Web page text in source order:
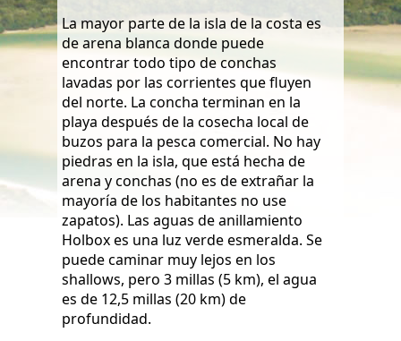
La mayor parte de la isla de la costa es
de arena blanca donde puede
encontrar todo tipo de conchas
lavadas por las corrientes que fluyen
del norte. La concha terminan en la
playa después de la cosecha local de
buzos para la pesca comercial. No hay
piedras en la isla, que está hecha de
arena y conchas (no es de extrañar la
mayoría de los habitantes no use
zapatos). Las aguas de anillamiento
Holbox es una luz verde esmeralda. Se
puede caminar muy lejos en los
shallows, pero 3 millas (5 km), el agua
es de 12,5 millas (20 km) de
profundidad.